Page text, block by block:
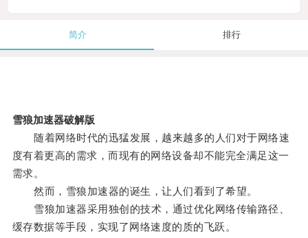
简介 排行
雪狼加速器破解版
随着网络时代的迅猛发展，越来越多的人们对于网络速
度有着更高的需求，而现有的网络设备却不能完全满足这一
需求。
然而，雪狼加速器的诞生，让人们看到了希望。
雪狼加速器采用独创的技术，通过优化网络传输路径、
缓存数据等手段，实现了网络速度的质的飞跃。